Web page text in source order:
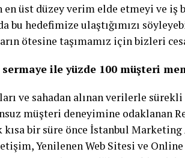
en üst düzey verim elde etmeyi ve
bu hedefimize ulaştığımızı
ötesine taşımamız için bizleri
sermaye ile yüzde 100 müşteri
ve sahadan alınan verilerle
müşteri deneyimine odaklanan
kısa bir süre önce İstanbul
Yenilenen Web Sitesi ve